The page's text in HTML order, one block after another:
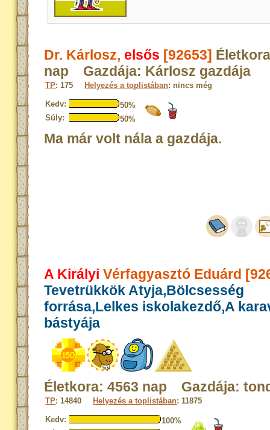
Dr. Kárlosz, elsős [92653]
nap Gazdája: Kárlosz gazdája
TP: 175 Helyezés a toplistában: nincs még
Kedv:
50%
Súly:
50%
Ma már volt nála a gazdája.
A Királyi Vérfagyasztó Eduárd
Tevetrükkök Atyja,Bölcsesség
forrása,Lelkes iskolakezdő,A
bástyája
Életkora: 4563 nap Gazdája:
TP: 14840 Helyezés a toplistában: 11875
Kedv:
100%